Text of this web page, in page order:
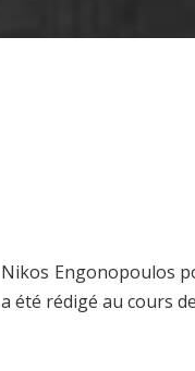
Nikos Engonopoulos
a été rédigé au cours